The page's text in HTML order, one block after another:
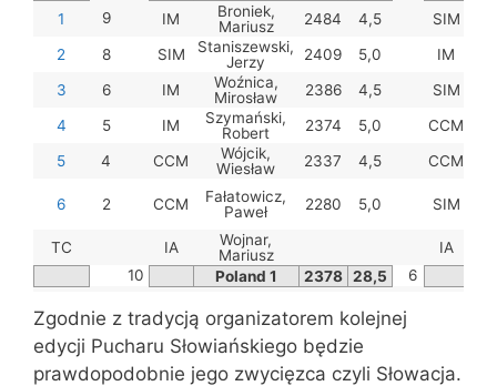
1
9 IM
Broniek,
Mariusz
2484 4,5
SIM
2
8 SIM
Staniszewski,
Jerzy
2409 5,0 IM
3
6 IM
Woźnica,
Mirosław
2386 4,5
SIM
4
5 IM
Szymański,
Robert
2374 5,0 CCM
5
4 CCM
Wójcik,
Wiesław
2337 4,5 CCM
6 2 CCM
Fałatowicz,
Paweł
2280 5,0 SIM
TC IA
Wojnar,
Mariusz
IA
10
Poland 1 2378 28,5 6
Zgodnie z tradycją organizatorem kolejnej
edycji Pucharu Słowiańskiego będzie
prawdopodobnie jego zwycięzca czyli Słowacja.